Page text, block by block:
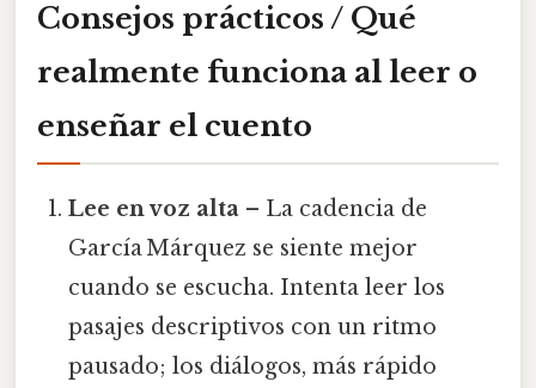
Consejos prácticos / Qué
realmente funciona al leer o
enseñar el cuento
Lee en voz alta – La cadencia de
García Márquez se siente mejor
cuando se escucha. Intenta leer los
pasajes descriptivos con un ritmo
pausado; los diálogos, más rápido